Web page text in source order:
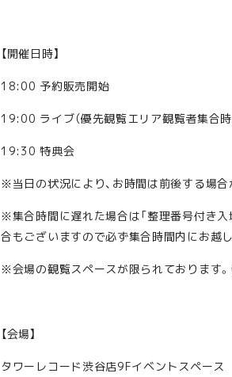
【開催日時】
18:00 予約販売開始
19:00 ライブ（優先観覧エリア観覧者集合
19:30 特典会
※当日の状況により、お時間は前後する場合
※集合時間に遅れた場合は「整理番号付き
合もございますので必ず集合時間内にお越し
※会場の観覧スペースが限られております
【会場】
タワーレコード渋谷店9Fイベントスペース